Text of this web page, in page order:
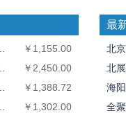
￥1,155.00
￥2,450.00
￥1,388.72
￥1,302.00
最
北
北
海
全